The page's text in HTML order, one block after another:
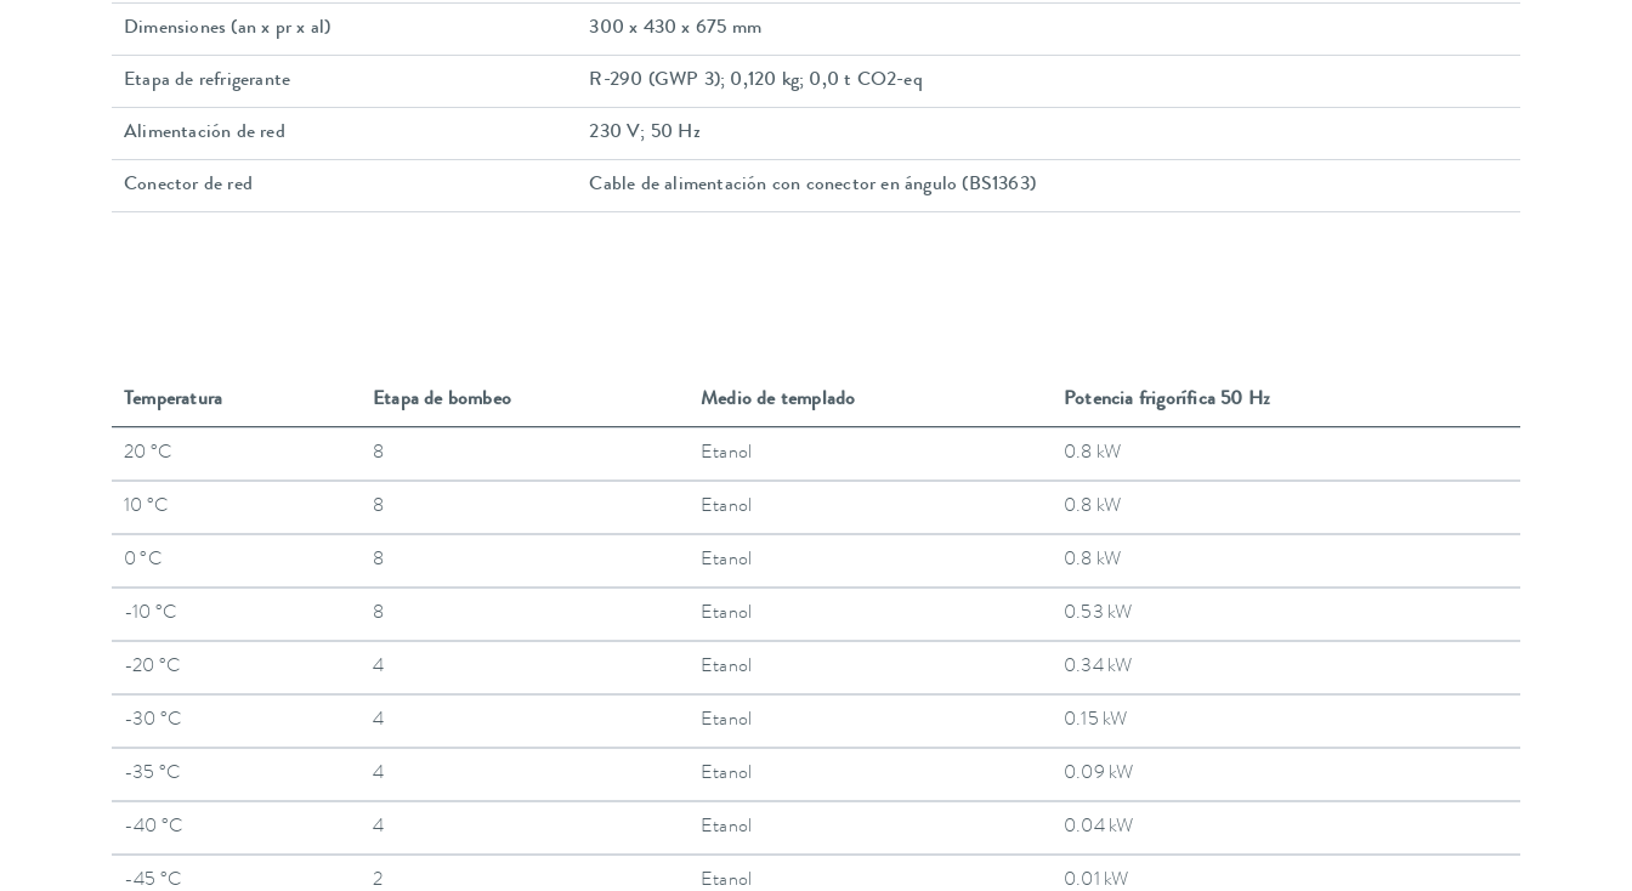
Dimensiones (an x pr x al) 300 x 430 x 675 mm
Etapa de refrigerante R-290 (GWP 3); 0,120 kg; 0,0 t CO2-eq
Alimentación de red 230 V; 50 Hz
Conector de red Cable de alimentación con conector en ángulo (BS1363)
Temperatura Etapa de bombeo Medio de templado Potencia frigorífica 50 Hz
20 °C 8 Etanol 0.8 kW
10 °C 8 Etanol 0.8 kW
0 °C 8 Etanol 0.8 kW
-10 °C 8 Etanol 0.53 kW
-20 °C 4 Etanol 0.34 kW
-30 °C 4 Etanol 0.15 kW
-35 °C 4 Etanol 0.09 kW
-40 °C 4 Etanol 0.04 kW
-45 °C 2 Etanol 0.01 kW